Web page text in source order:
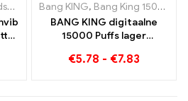
,Ühekordsed e-
Bang KING, Bang King 15000 Puffs
BANG KING digitaalne
15000 Puffs lager
nauding
€5.78 - €7.83